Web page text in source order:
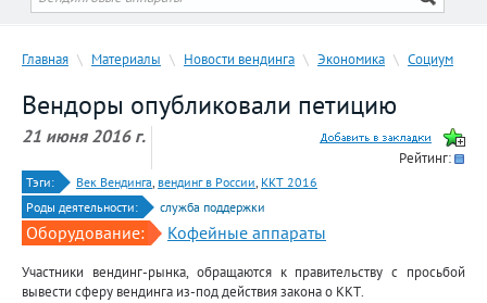
Главная \ Материалы \ Новости вендинга \ Экономика \ Социум
Вендоры опубликовали петицию
21 июня 2016 г.
Рейтинг:
Тэги: Век Вендинга, вендинг в России, ККТ 2016
Роды деятельности:
служба поддержки
Оборудование: Кофейные аппараты
Участники вендинг-рынка, обращаются к правительству с просьбой
вывести сферу вендинга из-под действия закона о ККТ.